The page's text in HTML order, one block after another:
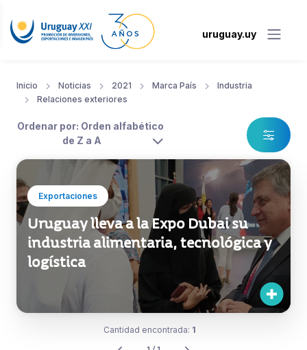
uruguay.uy
Inicio Noticias 2021 Marca País
Industria
Relaciones exteriores
Ordenar por: Orden alfabético
de Z a A
Exportaciones
Uruguay lleva a la Expo Dubai su
industria alimentaria, tecnológica y
logística
Cantidad encontrada: 1